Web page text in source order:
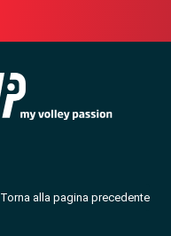
Torna alla pagina precedente